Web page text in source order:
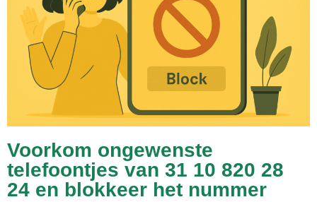
Voorkom ongewenste
telefoontjes van 31 10 820 28
24 en blokkeer het nummer